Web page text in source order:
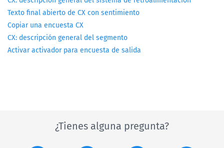
Texto final abierto de CX con sentimiento
Copiar una encuesta CX
CX: descripción general del segmento
Activar activador para encuesta de salida
¿Tienes alguna pregunta?